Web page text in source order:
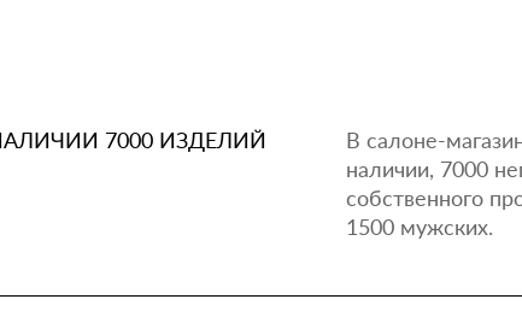
7000 ИЗДЕЛИЙ
В салоне-
наличии, 7000
собственного
1500 мужских.